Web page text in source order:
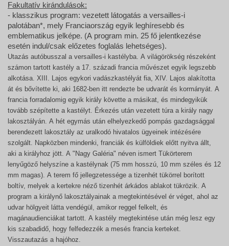
Fakultatív kirándulások:
- klasszikus program: vezetett látogatás a versailles-i
palotában*, mely Franciaország egyik leghíresebb és
emblematikus jelképe. (A program min. 25 fő jelentkezése
esetén indul/csak előzetes foglalás lehetséges).
Utazás autóbusszal a versailles-i kastélyba. A világörökség részeként
számon tartott kastély a 17. századi francia művészet egyik legszebb
alkotása. XIII. Lajos egykori vadászkastélyát fia, XIV. Lajos alakította
át és bővítette ki, aki 1682-ben itt rendezte be udvarát és kormányát. A
francia forradalomig egyik király követte a másikat, és mindegyikük
tovább szépítette a kastélyt. Érkezés után vezetett túra a király nagy
lakosztályán. A hét egymás után elhelyezkedő pompás gazdagsággal
berendezett lakosztály az uralkodó hivatalos ügyeinek intézésére
szolgált. Napközben mindenki, franciák és külföldiek előtt nyitva állt,
aki a királyhoz jött. A "Nagy Galéria" néven ismert Tükörterem
lenyűgöző helyszíne a kastélynak (75 mm hosszú, 10 mm széles és 12
mm magas). A terem fő jellegzetessége a tizenhét tükörrel borított
boltív, melyek a kertekre néző tizenhét árkádos ablakot tükrözik. A
program a királynő lakosztályainak a megtekintésével ér véget, ahol az
udvar hölgyeit látta vendégül, amikor reggel felkelt, és
magánaudienciákat tartott. A kastély megtekintése után még lesz egy
kis szabadidő, hogy felfedezzék a mesés francia kerteket.
Visszautazás a hajóhoz.